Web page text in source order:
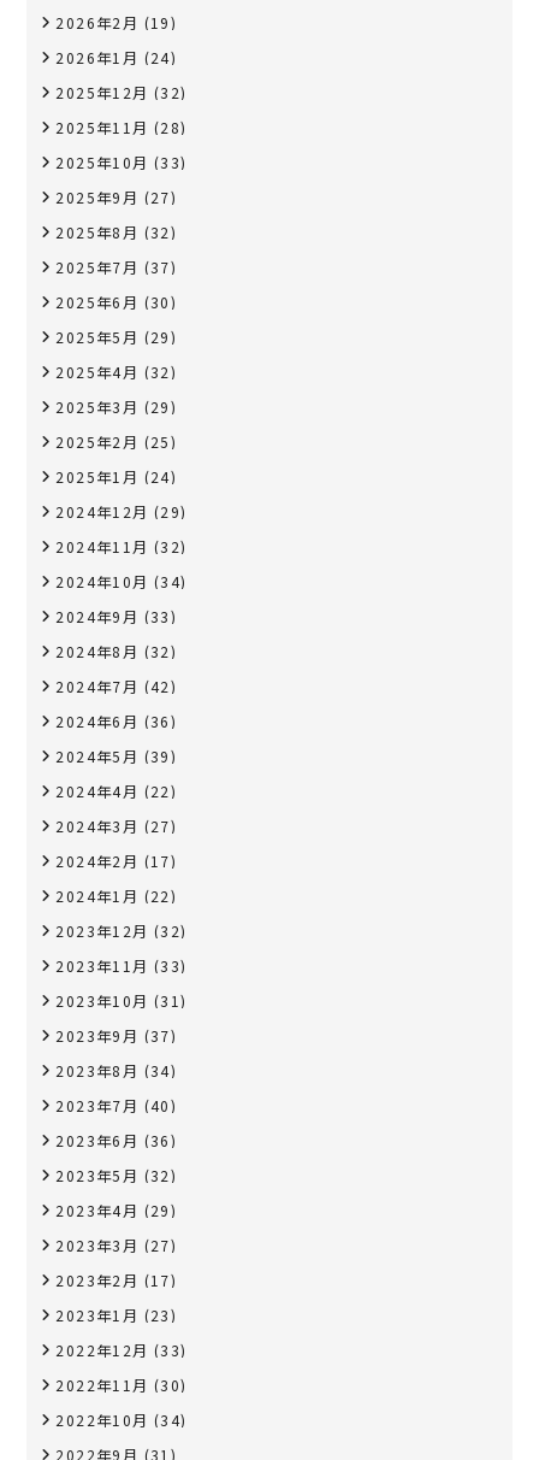
2026年2月 (19)
2026年1月 (24)
2025年12月 (32)
2025年11月 (28)
2025年10月 (33)
2025年9月 (27)
2025年8月 (32)
2025年7月 (37)
2025年6月 (30)
2025年5月 (29)
2025年4月 (32)
2025年3月 (29)
2025年2月 (25)
2025年1月 (24)
2024年12月 (29)
2024年11月 (32)
2024年10月 (34)
2024年9月 (33)
2024年8月 (32)
2024年7月 (42)
2024年6月 (36)
2024年5月 (39)
2024年4月 (22)
2024年3月 (27)
2024年2月 (17)
2024年1月 (22)
2023年12月 (32)
2023年11月 (33)
2023年10月 (31)
2023年9月 (37)
2023年8月 (34)
2023年7月 (40)
2023年6月 (36)
2023年5月 (32)
2023年4月 (29)
2023年3月 (27)
2023年2月 (17)
2023年1月 (23)
2022年12月 (33)
2022年11月 (30)
2022年10月 (34)
2022年9月 (31)